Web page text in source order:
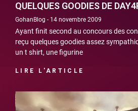
QUELQUES GOODIES DE
GohanBlog 14 novembre 2009
Ayant finit second au concours des
reçu quelques goodies assez
un t shirt, une figurine
LIRE L'ARTICLE